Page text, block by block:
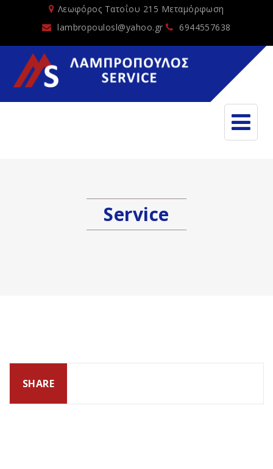
Λεωφόρος Τατοΐου 215 Μεταμόρφωση
lambropoulosl@yahoo.gr
6944557638
Service
SHARE